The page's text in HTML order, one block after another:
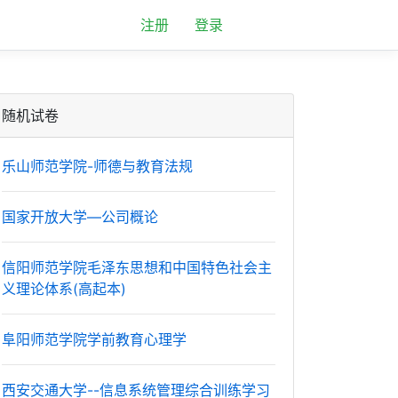
注册 登录
随机试卷
乐山师范学院-师德与教育法规
国家开放大学—公司概论
信阳师范学院毛泽东思想和中国特色社会主
义理论体系(高起本)
阜阳师范学院学前教育心理学
西安交通大学--信息系统管理综合训练学习